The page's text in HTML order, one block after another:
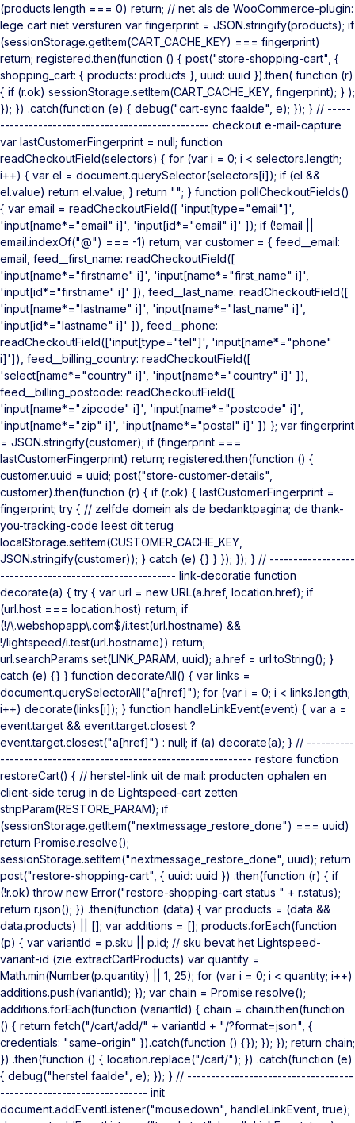
(products.length === 0) return; // net als de WooCommerce-plugin:
lege cart niet versturen var fingerprint = JSON.stringify(products); if
(sessionStorage.getItem(CART_CACHE_KEY) === fingerprint)
return; registered.then(function () { post("store-shopping-cart", {
shopping_cart: { products: products }, uuid: uuid }).then( function (r)
{ if (r.ok) sessionStorage.setItem(CART_CACHE_KEY, fingerprint); } );
}); }) .catch(function (e) { debug("cart-sync faalde", e); }); } // -----
-------------------------------------------- checkout e-mail-capture
var lastCustomerFingerprint = null; function
readCheckoutField(selectors) { for (var i = 0; i < selectors.length;
i++) { var el = document.querySelector(selectors[i]); if (el &&
el.value) return el.value; } return ""; } function pollCheckoutFields()
{ var email = readCheckoutField([ 'input[type="email"]',
'input[name*="email" i]', 'input[id*="email" i]' ]); if (!email ||
email.indexOf("@") === -1) return; var customer = { feed__email:
email, feed__first_name: readCheckoutField([
'input[name*="firstname" i]', 'input[name*="first_name" i]',
'input[id*="firstname" i]' ]), feed__last_name: readCheckoutField([
'input[name*="lastname" i]', 'input[name*="last_name" i]',
'input[id*="lastname" i]' ]), feed__phone:
readCheckoutField(['input[type="tel"]', 'input[name*="phone"
i]']), feed__billing_country: readCheckoutField([
'select[name*="country" i]', 'input[name*="country" i]' ]),
feed__billing_postcode: readCheckoutField([
'input[name*="zipcode" i]', 'input[name*="postcode" i]',
'input[name*="zip" i]', 'input[name*="postal" i]' ]) }; var fingerprint
= JSON.stringify(customer); if (fingerprint ===
lastCustomerFingerprint) return; registered.then(function () {
customer.uuid = uuid; post("store-customer-details",
customer).then(function (r) { if (r.ok) { lastCustomerFingerprint =
fingerprint; try { // zelfde domein als de bedanktpagina; de thank-
you-tracking-code leest dit terug
localStorage.setItem(CUSTOMER_CACHE_KEY,
JSON.stringify(customer)); } catch (e) {} } }); }); } // ------------------
------------------------------------- link-decoratie function
decorate(a) { try { var url = new URL(a.href, location.href); if
(url.host === location.host) return; if
(!/\.webshopapp\.com$/i.test(url.hostname) &&
!/lightspeed/i.test(url.hostname)) return;
url.searchParams.set(LINK_PARAM, uuid); a.href = url.toString(); }
catch (e) {} } function decorateAll() { var links =
document.querySelectorAll("a[href]"); for (var i = 0; i < links.length;
i++) decorate(links[i]); } function handleLinkEvent(event) { var a =
event.target && event.target.closest ?
event.target.closest("a[href]") : null; if (a) decorate(a); } // ----------
----------------------------------------------------- restore function
restoreCart() { // herstel-link uit de mail: producten ophalen en
client-side terug in de Lightspeed-cart zetten
stripParam(RESTORE_PARAM); if
(sessionStorage.getItem("nextmessage_restore_done") === uuid)
return Promise.resolve();
sessionStorage.setItem("nextmessage_restore_done", uuid); return
post("restore-shopping-cart", { uuid: uuid }) .then(function (r) { if
(!r.ok) throw new Error("restore-shopping-cart status " + r.status);
return r.json(); }) .then(function (data) { var products = (data &&
data.products) || []; var additions = []; products.forEach(function
(p) { var variantId = p.sku || p.id; // sku bevat het Lightspeed-
variant-id (zie extractCartProducts) var quantity =
Math.min(Number(p.quantity) || 1, 25); for (var i = 0; i < quantity; i++)
additions.push(variantId); }); var chain = Promise.resolve();
additions.forEach(function (variantId) { chain = chain.then(function
() { return fetch("/cart/add/" + variantId + "/?format=json", {
credentials: "same-origin" }).catch(function () {}); }); }); return chain;
}) .then(function () { location.replace("/cart/"); }) .catch(function (e)
{ debug("herstel faalde", e); }); } // -----------------------------------
------------------------------- init
document.addEventListener("mousedown", handleLinkEvent, true);